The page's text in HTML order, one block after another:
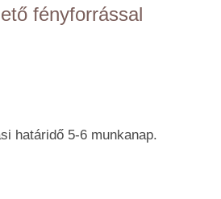
fényforrással
határidő 5-6 ​munkanap.